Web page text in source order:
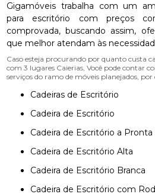
Gigamóveis trabalha com um
para escritório com preços
comprovada, buscando assim,
que melhor atendam às
Caso esteja procurando por quanto custa
com 3 lugares Caierias, Você pode contar
serviços do ramo de móveis planejados, por
Cadeiras de Escritório
Cadeira de Escritório
Cadeira de Escritório a
Cadeira de Escritório Alta
Cadeira de Escritório Branca
Cadeira de Escritório com